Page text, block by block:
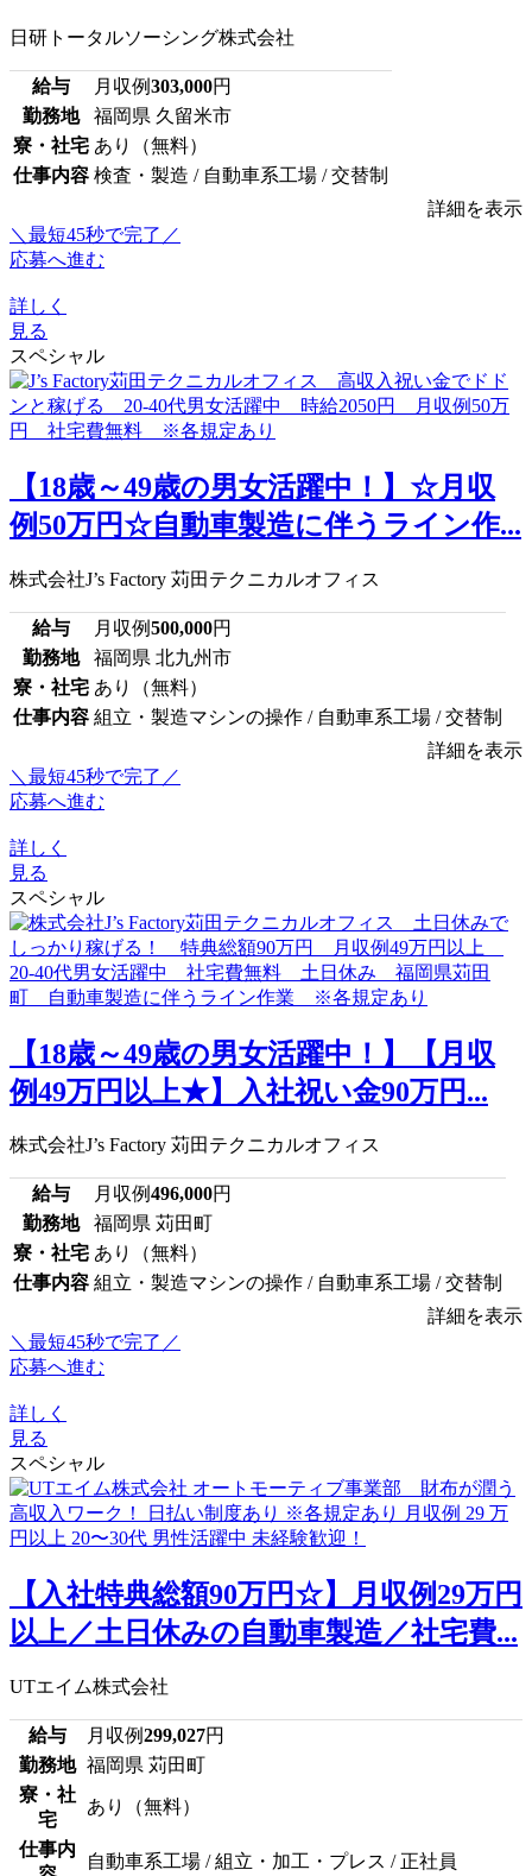
日研トータルソーシング株式会社
給与 月収例303,000円
勤務地
福岡県 久留米市
寮・社宅 あり（無料）
仕事内容 検査・製造 / 自動車系工場 / 交替制
詳細を表示
＼最短45秒で完了／
応募へ進む
詳しく
見る
スペシャル
【18歳～49歳の男女活躍中！】☆月収
例50万円☆自動車製造に伴うライン作...
株式会社J’s Factory 苅田テクニカルオフィス
給与 月収例500,000円
勤務地
福岡県 北九州市
寮・社宅 あり（無料）
仕事内容 組立・製造マシンの操作 / 自動車系工場 / 交替制
詳細を表示
＼最短45秒で完了／
応募へ進む
詳しく
見る
スペシャル
【18歳～49歳の男女活躍中！】【月収
例49万円以上★】入社祝い金90万円...
株式会社J’s Factory 苅田テクニカルオフィス
給与 月収例496,000円
勤務地
福岡県 苅田町
寮・社宅 あり（無料）
仕事内容 組立・製造マシンの操作 / 自動車系工場 / 交替制
詳細を表示
＼最短45秒で完了／
応募へ進む
詳しく
見る
スペシャル
【入社特典総額90万円☆】月収例29万円
以上／土日休みの自動車製造／社宅費...
UTエイム株式会社
給与 月収例299,027円
勤務地 福岡県 苅田町
寮・社
宅
あり（無料）
仕事内
自動車系工場 / 組立・加工・プレス / 正社員